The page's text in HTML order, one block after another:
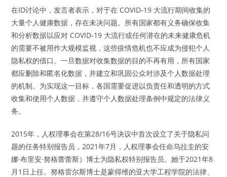
在ID讨论中，发言者表示，对于在 COVID-19 大流行期间收集的
大量个人健康数据，存在未决问题。所有国家都有义务确保收集
和分析数据以应对 COVID-19 大流行或任何潜在的未来健康危机
的需要不被用作大规模监视，这些疫情危机也不应成为侵犯个人
隐私权的借口。一旦数据对收集数据的目的不再有用，所有国家
都应删除和匿名化数据，并建立和巩固公众对涉及个人数据处理
的机制。为实现这一目标，各国需要促进以负责任和透明的方式
收集和使用个人数据，并遵守个人数据处理条例中规定的法律义
务。
2015年，人权理事会在第28/16号决议中首次设立了关于隐私问
题的任务特别报告员，2021年7月，人权理事会任命乌拉圭的安
娜·布里安·努格蕾蕾斯）博士为隐私权特别报告员。她于2021年8
月1日上任。努格雷尔斯博士是蒙得维的亚大学工程学院的法律、